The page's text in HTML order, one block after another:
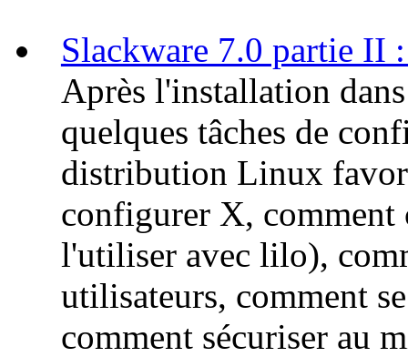
Slackware 7.0 partie II
Après l'installation
quelques tâches de
distribution Linux
configurer X, comment
l'utiliser avec lilo),
utilisateurs, comment
comment sécuriser au